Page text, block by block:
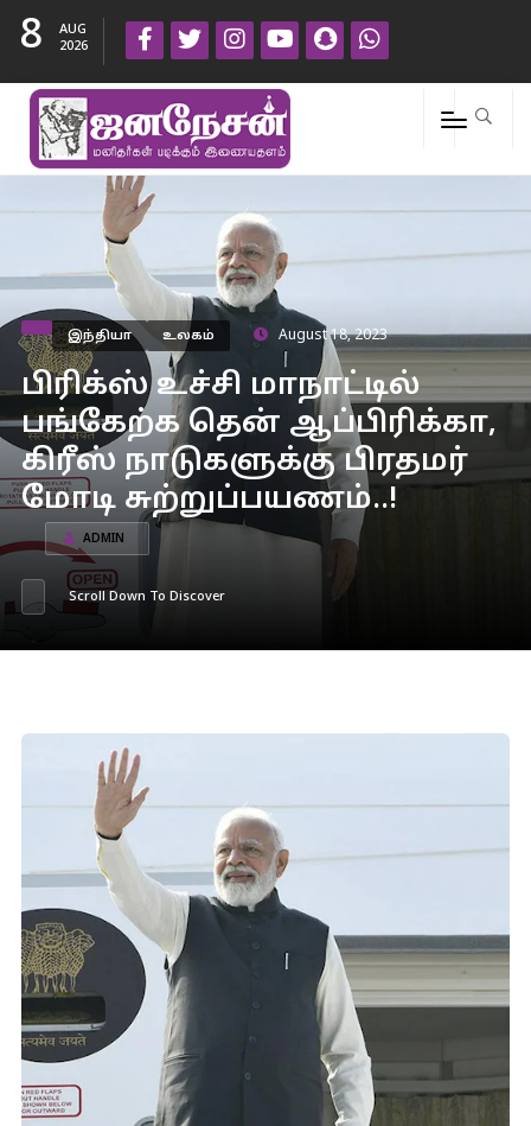
8
AUG
2026
இந்தியா உலகம் August 18, 2023
பிரிக்ஸ் உச்சி மாநாட்டில்
பங்கேற்க தென் ஆப்பிரிக்கா,
கிரீஸ் நாடுகளுக்கு பிரதமர்
மோடி சுற்றுப்பயணம்..!
ADMIN
Scroll Down To Discover